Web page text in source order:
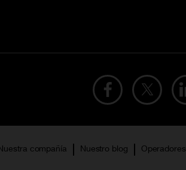
compañía Nuestro blog Operadores